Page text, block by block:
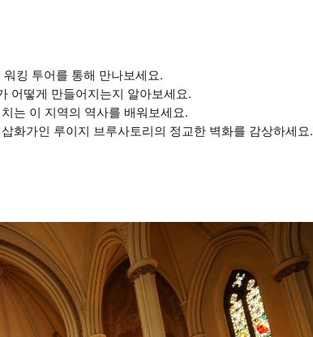
킹 투어를 통해 만나보세요.
어떻게 만들어지는지 알아보세요.
는 이 지역의 역사를 배워보세요.
화가인 루이지 브루사토리의 정교한 벽화를 감상하세요.